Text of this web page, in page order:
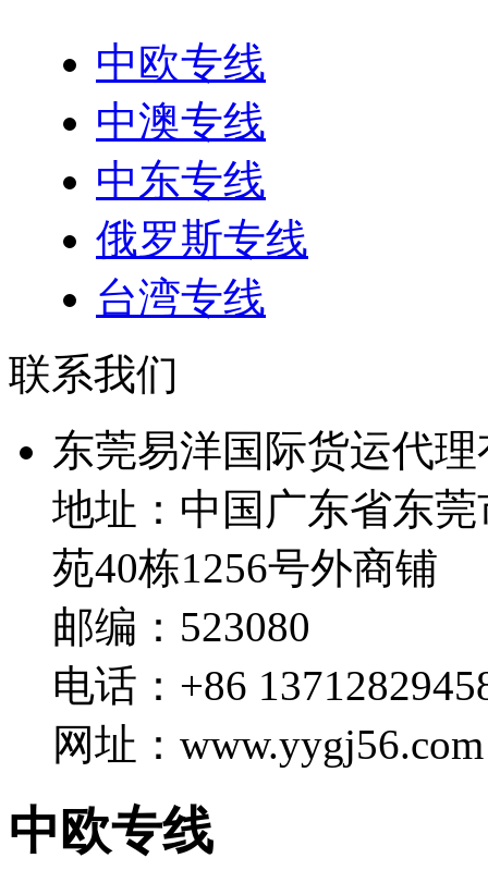
中欧专线
中澳专线
中东专线
俄罗斯专线
台湾专线
联系我们
东莞易洋国际货运代
地址：中国广东省东
苑40栋1256号外商铺
邮编：523080
电话：+86
网址：www.yygj56.com
中欧专线